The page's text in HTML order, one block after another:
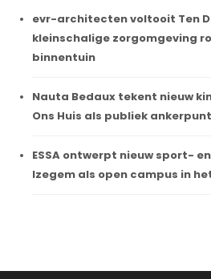
evr-architecten voltooit Ten
kleinschalige zorgomgeving
binnentuin
Nauta Bedaux tekent nieuw
Ons Huis als publiek
ESSA ontwerpt nieuw sport-
Izegem als open campus in